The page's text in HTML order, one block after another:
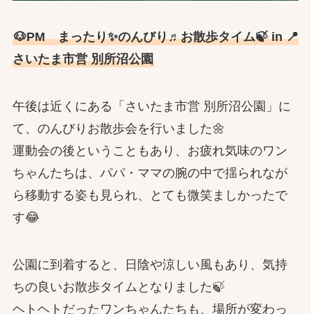
🐶PM まったり✨のんびり♬お散歩タイム🍃 in 📍
さいたま市営 別所沼公園
午後は近くにある「さいたま市営 別所沼公園」に
て、のんびりお散歩会を行いました🌼
運動会の後ということもあり、お疲れ気味のワン
ちゃんたちは、パパ・ママの腕の中で揺られなが
ら移動する姿も見られ、とても微笑ましかったで
す😂
公園に到着すると、日陰や涼しい風もあり、気持
ちの良いお散歩タイムとなりました🍃
ヘトヘトだったワンちゃんたちも、場所が変わっ